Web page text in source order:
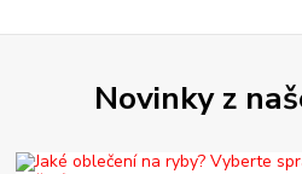
Novinky z